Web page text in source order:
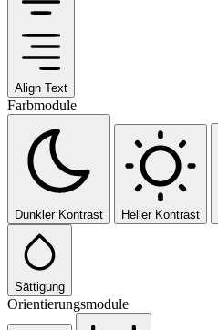
Align Text
Farbmodule
Dunkler Kontrast Heller Kontrast
Sättigung
Orientierungsmodule